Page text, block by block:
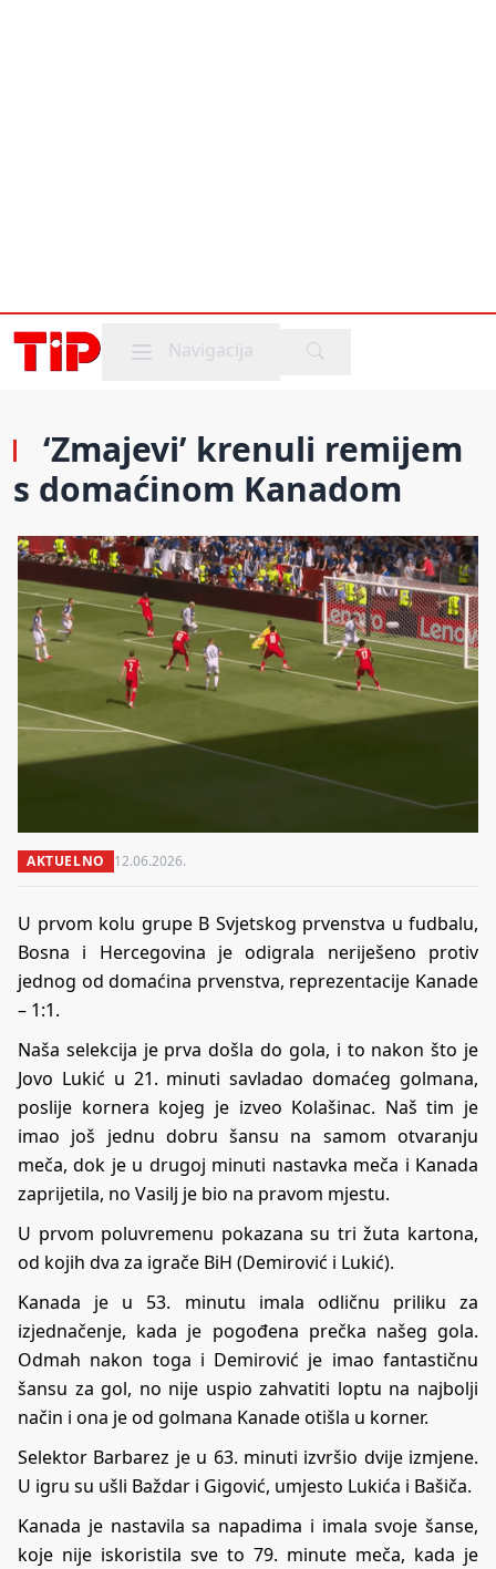
Mobile menu
Navigacija
‘Zmajevi’ krenuli remijem
s domaćinom Kanadom
AKTUELNO 12.06.2026.
U prvom kolu grupe B Svjetskog prvenstva u fudbalu,
Bosna i Hercegovina je odigrala neriješeno protiv
jednog od domaćina prvenstva, reprezentacije Kanade
– 1:1.
Naša selekcija je prva došla do gola, i to nakon što je
Jovo Lukić u 21. minuti savladao domaćeg golmana,
poslije kornera kojeg je izveo Kolašinac. Naš tim je
imao još jednu dobru šansu na samom otvaranju
meča, dok je u drugoj minuti nastavka meča i Kanada
zaprijetila, no Vasilj je bio na pravom mjestu.
U prvom poluvremenu pokazana su tri žuta kartona,
od kojih dva za igrače BiH (Demirović i Lukić).
Kanada je u 53. minutu imala odličnu priliku za
izjednačenje, kada je pogođena prečka našeg gola.
Odmah nakon toga i Demirović je imao fantastičnu
šansu za gol, no nije uspio zahvatiti loptu na najbolji
način i ona je od golmana Kanade otišla u korner.
Selektor Barbarez je u 63. minuti izvršio dvije izmjene.
U igru su ušli Baždar i Gigović, umjesto Lukića i Bašiča.
Kanada je nastavila sa napadima i imala svoje šanse,
koje nije iskoristila sve to 79. minute meča, kada je